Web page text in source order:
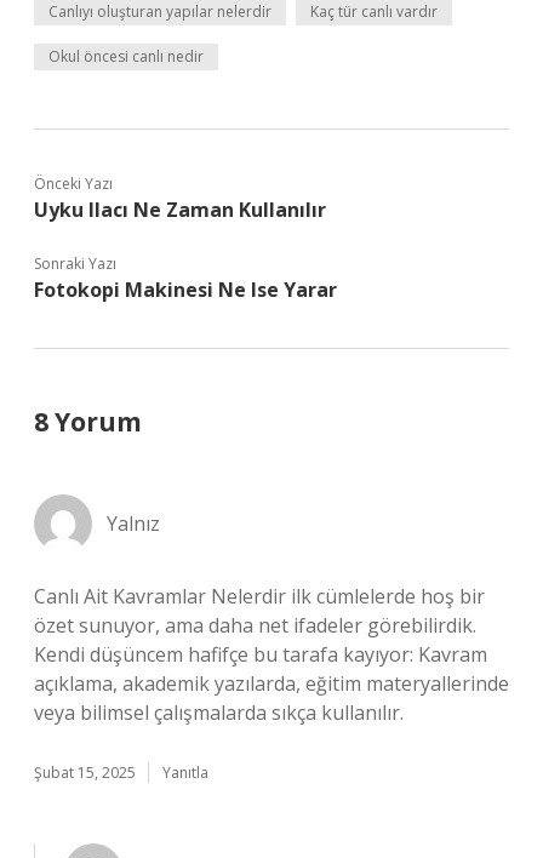
Canlıyı oluşturan yapılar nelerdir Kaç tür canlı vardır
Okul öncesi canlı nedir
Önceki Yazı
Uyku Ilacı Ne Zaman Kullanılır
Sonraki Yazı
Fotokopi Makinesi Ne Ise Yarar
8 Yorum
Yalnız
Canlı Ait Kavramlar Nelerdir ilk cümlelerde hoş bir
özet sunuyor, ama daha net ifadeler görebilirdik.
Kendi düşüncem hafifçe bu tarafa kayıyor: Kavram
açıklama, akademik yazılarda, eğitim materyallerinde
veya bilimsel çalışmalarda sıkça kullanılır.
Şubat 15, 2025 Yanıtla